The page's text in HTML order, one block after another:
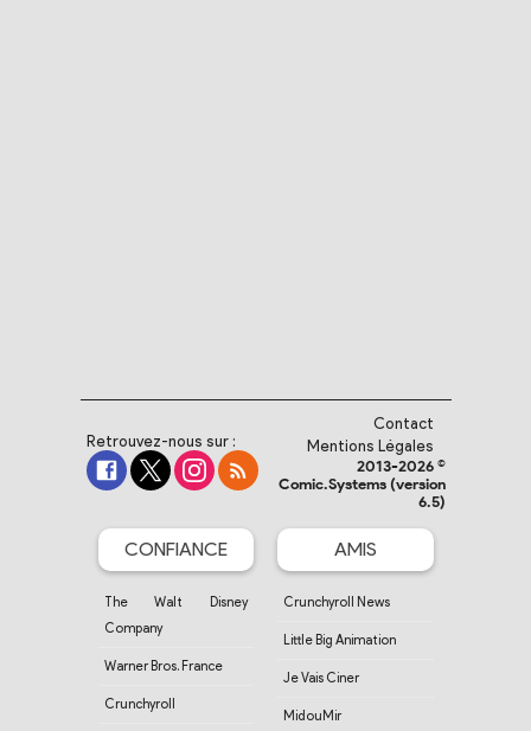
Retrouvez-nous sur :
Contact
Mentions Légales
2013-2026 ©
Comic.Systems (version
6.5)
CONFIANCE
The Walt Disney
Company
Warner Bros. France
Crunchyroll
AMIS
Crunchyroll News
Little Big Animation
Je Vais Ciner
MidouMir